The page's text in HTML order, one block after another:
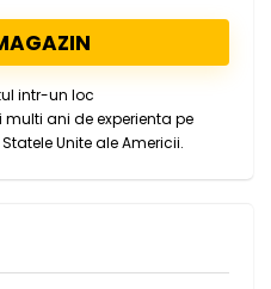
intr-un loc
ani de experienta pe
Unite ale Americii.